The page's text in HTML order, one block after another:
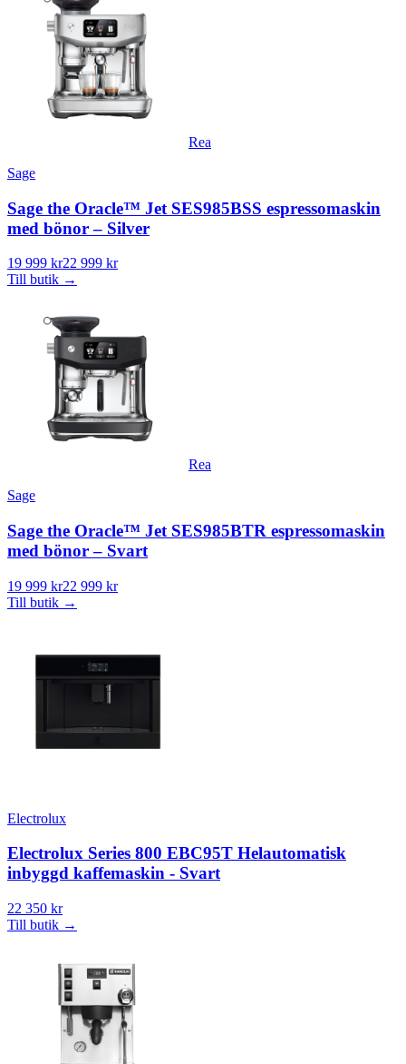
Rea
Sage
Sage the Oracle™ Jet SES985BSS espressomaskin
med bönor – Silver
19 999 kr22 999 kr
Till butik →
Rea
Sage
Sage the Oracle™ Jet SES985BTR espressomaskin
med bönor – Svart
19 999 kr22 999 kr
Till butik →
Electrolux
Electrolux Series 800 EBC95T Helautomatisk
inbyggd kaffemaskin - Svart
22 350 kr
Till butik →